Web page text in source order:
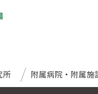
所 附属病院・附属施